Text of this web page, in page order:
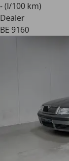
- (l/100 km)
Dealer
BE 9160